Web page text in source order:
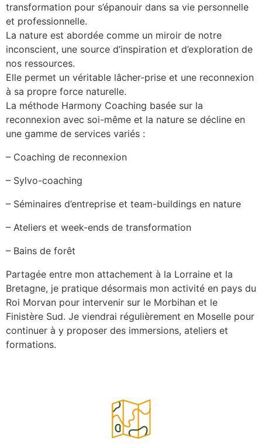
transformation pour s’épanouir dans sa vie personnelle
et professionnelle.
La nature est abordée comme un miroir de notre
inconscient, une source d’inspiration et d’exploration de
nos ressources.
Elle permet un véritable lâcher-prise et une reconnexion
à sa propre force naturelle.
La méthode Harmony Coaching basée sur la
reconnexion avec soi-même et la nature se décline en
une gamme de services variés :
– Coaching de reconnexion
– Sylvo-coaching
– Séminaires d’entreprise et team-buildings en nature
– Ateliers et week-ends de transformation
– Bains de forêt
Partagée entre mon attachement à la Lorraine et la
Bretagne, je pratique désormais mon activité en pays du
Roi Morvan pour intervenir sur le Morbihan et le
Finistère Sud. Je viendrai régulièrement en Moselle pour
continuer à y proposer des immersions, ateliers et
formations.